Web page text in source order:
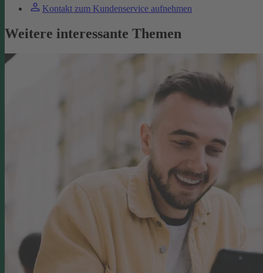
Kontakt zum Kundenservice aufnehmen
Weitere interessante Themen